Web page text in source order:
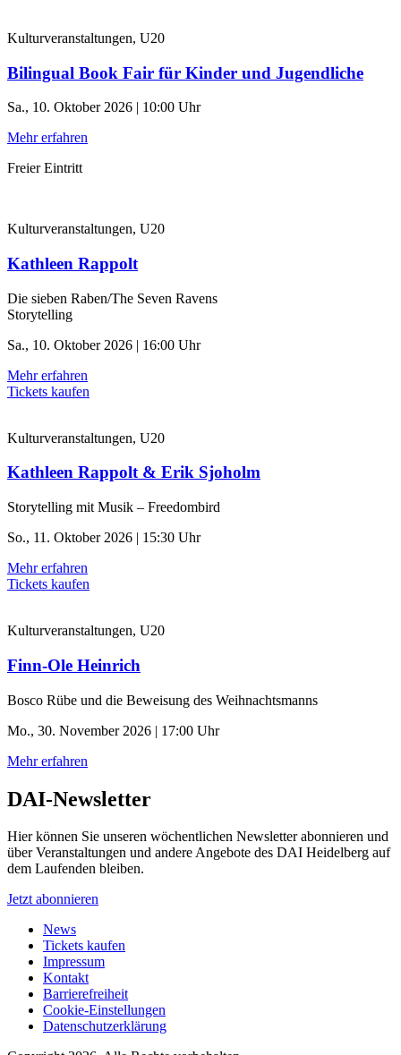
Kulturveranstaltungen, U20
Bilingual Book Fair für Kinder und Jugendliche
Sa., 10. Oktober 2026 | 10:00 Uhr
Mehr erfahren
Freier Eintritt
Kulturveranstaltungen, U20
Kathleen Rappolt
Die sieben Raben/The Seven Ravens
Storytelling
Sa., 10. Oktober 2026 | 16:00 Uhr
Mehr erfahren
Tickets kaufen
Kulturveranstaltungen, U20
Kathleen Rappolt & Erik Sjoholm
Storytelling mit Musik – Freedombird
So., 11. Oktober 2026 | 15:30 Uhr
Mehr erfahren
Tickets kaufen
Kulturveranstaltungen, U20
Finn-Ole Heinrich
Bosco Rübe und die Beweisung des Weihnachtsmanns
Mo., 30. November 2026 | 17:00 Uhr
Mehr erfahren
DAI-Newsletter
Hier können Sie unseren wöchentlichen Newsletter abonnieren und
über Veranstaltungen und andere Angebote des DAI Heidelberg auf
dem Laufenden bleiben.
Jetzt abonnieren
News
Tickets kaufen
Impressum
Kontakt
Barrierefreiheit
Cookie-Einstellungen
Datenschutzerklärung